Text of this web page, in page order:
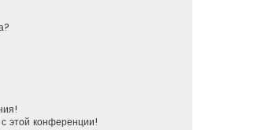
этой конференции!